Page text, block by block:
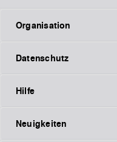
Organisation
Datenschutz
Hilfe
Neuigkeiten